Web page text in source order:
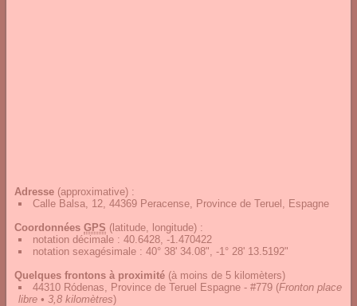
Adresse (approximative) :
Calle Balsa, 12, 44369 Peracense, Province de Teruel, Espagne
Coordonnées GPS (latitude, longitude) :
notation décimale : 40.6428, -1.470422
notation sexagésimale : 40° 38' 34.08", -1° 28' 13.5192"
Quelques frontons à proximité (à moins de 5 kilomèters)
44310 Ródenas, Province de Teruel Espagne - #779 (Fronton place
libre • 3,8 kilomètres)